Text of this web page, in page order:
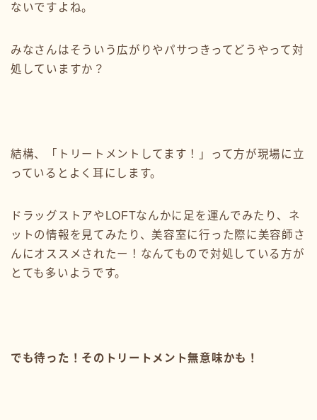
ないですよね。
みなさんはそういう広がりやパサつきってどうやって対
処していますか？
結構、「トリートメントしてます！」って方が現場に立
っているとよく耳にします。
ドラッグストアやLOFTなんかに足を運んでみたり、ネ
ットの情報を見てみたり、美容室に行った際に美容師さ
んにオススメされたー！なんてもので対処している方が
とても多いようです。
でも待った！そのトリートメント無意味かも！